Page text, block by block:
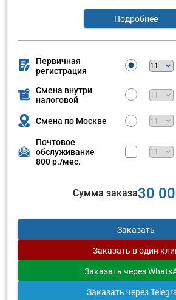
Подробнее
Первичная
регистрация
Смена внутри
налоговой
Смена по Москве
Почтовое
обслуживание
800 р./мес.
Сумма заказа30
Заказать
Заказать в один
Заказать через
Заказать через